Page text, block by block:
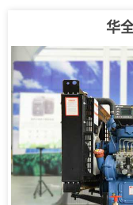
华